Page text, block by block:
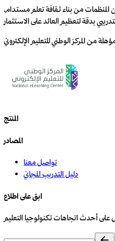
من بناء ثقافة تعلم مستدام،
من المركز الوطني للتعليم الإلكتروني
المنتج
المصادر
تواصل معنا
دليل التدريب المجاني
ابق على اطلاع